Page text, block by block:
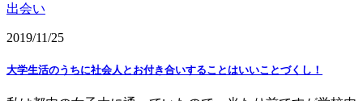
出会い
2019/11/25
大学生活のうちに社会人とお付き合いすることはいいことづくし！